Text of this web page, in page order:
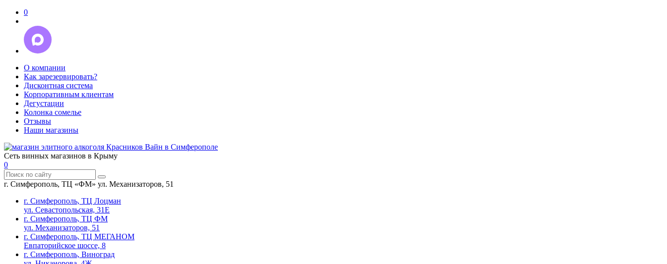
0
О компании
Как зарезервировать?
Дисконтная система
Корпоративным клиентам
Дегустации
Колонка сомелье
Отзывы
Наши магазины
Сеть винных магазинов в Крыму
0
г. Симферополь, ТЦ «ФМ» ул. Механизаторов, 51
г. Симферополь, ТЦ Лоцман
ул. Севастопольская, 31Е
г. Симферополь, ТЦ ФМ
ул. Механизаторов, 51
г. Симферополь, ТЦ МЕГАНОМ
Евпаторийское шоссе, 8
г. Симферополь, Виноград